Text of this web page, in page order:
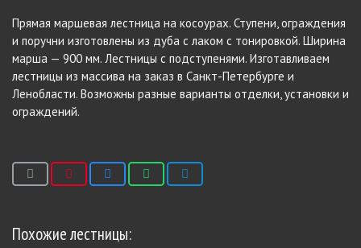
Прямая маршевая лестница на косоурах. Ступени, ограждения
и поручни изготовлены из дуба с лаком с тонировкой. Ширина
марша — 900 мм. Лестницы с подступенями. Изготавливаем
лестницы из массива на заказ в Санкт-Петербурге и
Ленобласти. Возможны разные варианты отделки, установки и
ограждений.
Похожие лестницы: